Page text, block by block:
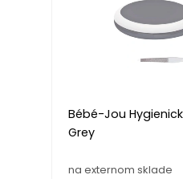
Bébé-Jou
Grey
na externom sklade